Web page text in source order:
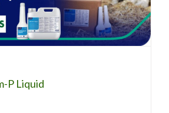
Topro Calcium-P Liquid
P Liquid